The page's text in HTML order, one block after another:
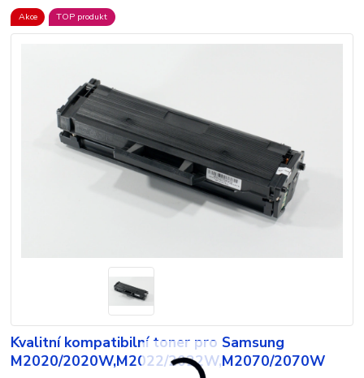
Akce TOP produkt
Kvalitní kompatibilní toner pro Samsung
M2020/2020W,M2022/2022W,M2070/2070W